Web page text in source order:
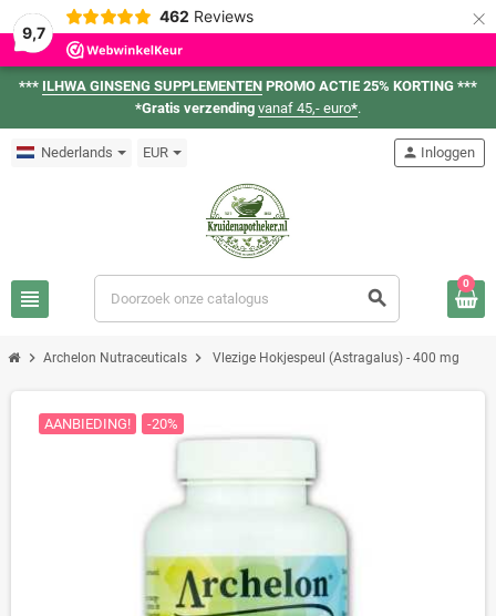
9,7
462 Reviews ×
*** ILHWA GINSENG SUPPLEMENTEN PROMO ACTIE 25% KORTING ***
*Gratis verzending vanaf 45,- euro*.
Nederlands EUR
view_headline search
person Inloggen
0
chevron_right Archelon Nutraceuticals chevron_right Vlezige Hokjespeul (Astragalus) - 400 mg
AANBIEDING! -20%